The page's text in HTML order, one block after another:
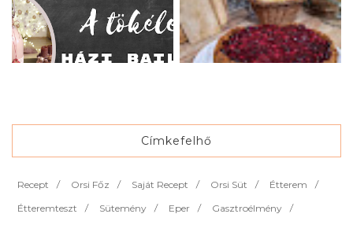
Címkefelhő
Recept Orsi Főz Saját Recept Orsi Süt
Étterem
Étteremteszt
Sütemény Eper
Gasztroélmény